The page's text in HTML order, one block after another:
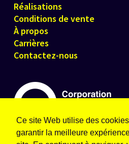
Ce site Web utilise des
garantir la meilleure
Réalisations
Conditions de vente
À propos
Carrières
Contactez-nous